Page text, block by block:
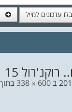
עדכונים למייל
15
ב600 × 338 בתוך